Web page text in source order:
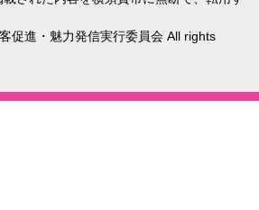
促進・魅力発信実行委員会 All rights